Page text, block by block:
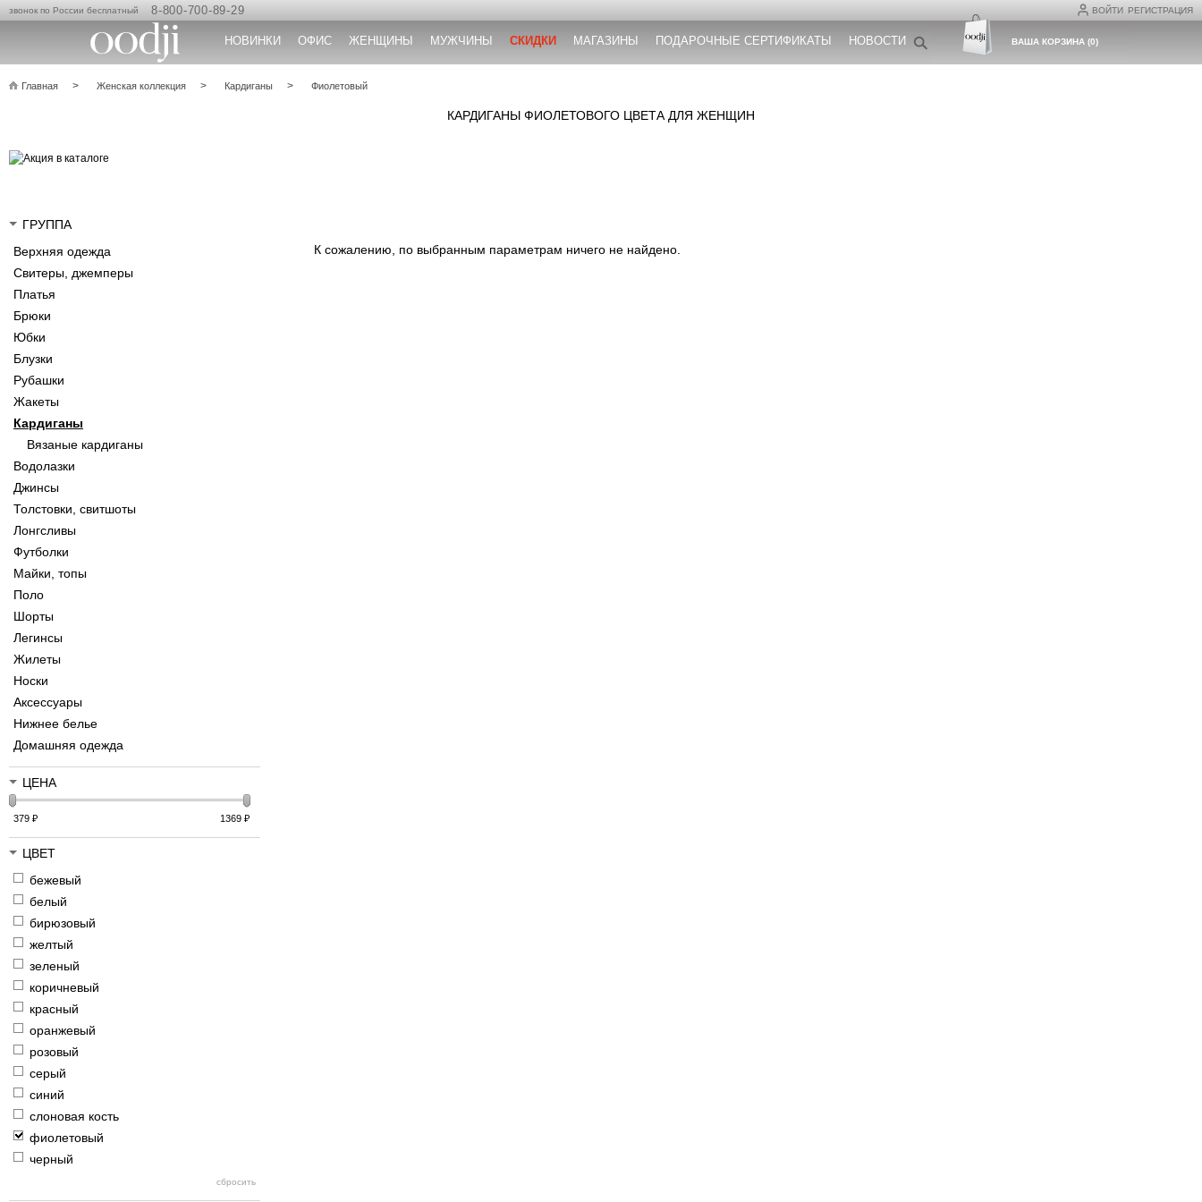
ВОЙТИ РЕГИСТРАЦИЯ
звонок по России бесплатный 8-800-700-89-29
НОВИНКИ ОФИС ЖЕНЩИНЫ МУЖЧИНЫ СКИДКИ МАГАЗИНЫ ПОДАРОЧНЫЕ СЕРТИФИКАТЫ НОВОСТИ ВАША КОРЗИНА(0)
Главная Женская коллекция Кардиганы Фиолетовый
КАРДИГАНЫ ФИОЛЕТОВОГО ЦВЕТА ДЛЯ ЖЕНЩИН
ГРУППА
Верхняя одежда
Свитеры, джемперы
Платья
Брюки
Юбки
Блузки
Рубашки
Жакеты
Кардиганы
Вязаные кардиганы
Водолазки
Джинсы
Толстовки, свитшоты
Лонгсливы
Футболки
Майки, топы
Поло
Шорты
Легинсы
Жилеты
Носки
Аксессуары
Нижнее белье
Домашняя одежда
ЦЕНА
379 ₽ 1369₽
ЦВЕТ
бежевый
белый
бирюзовый
желтый
зеленый
коричневый
красный
оранжевый
розовый
серый
синий
слоновая кость
фиолетовый
черный
К сожалению, по выбранным параметрам ничего не найдено.